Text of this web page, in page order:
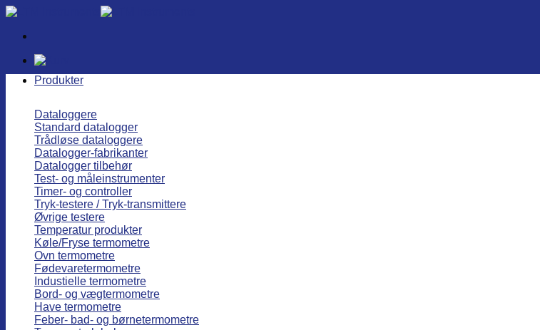
Fortsæt
indhold
Produkter
Dataloggere
Standard datalogger
Trådløse dataloggere
Datalogger-fabrikanter
Datalogger tilbehør
Test- og måleinstrumenter
Timer- og controller
Tryk-testere / Tryk-transmittere
Øvrige testere
Temperatur produkter
Køle/Fryse termometre
Ovn termometre
Fødevaretermometre
Industielle termometre
Bord- og vægtermometre
Have termometre
Feber- bad- og børnetermometre